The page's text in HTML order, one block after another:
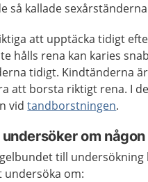
så kallade
att upptäcka tidigt
hålls rena kan karies
tidigt. Kindtänderna
att borsta riktigt rena. I
vidtandborstningen.
om
till
om: